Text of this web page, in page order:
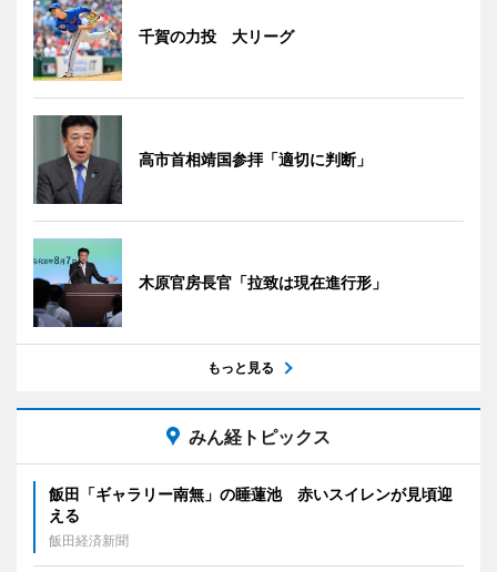
千賀の力投 大リーグ
高市首相靖国参拝「適切に判断」
木原官房長官「拉致は現在進行形」
もっと見る
みん経トピックス
飯田「ギャラリー南無」の睡蓮池 赤いスイレンが見頃迎
える
飯田経済新聞